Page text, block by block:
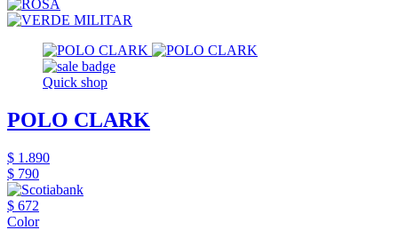
Quick shop
POLO CLARK
$ 1.890
$ 790
$ 672
Color